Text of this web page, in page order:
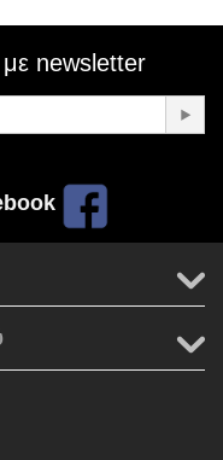
με newsletter